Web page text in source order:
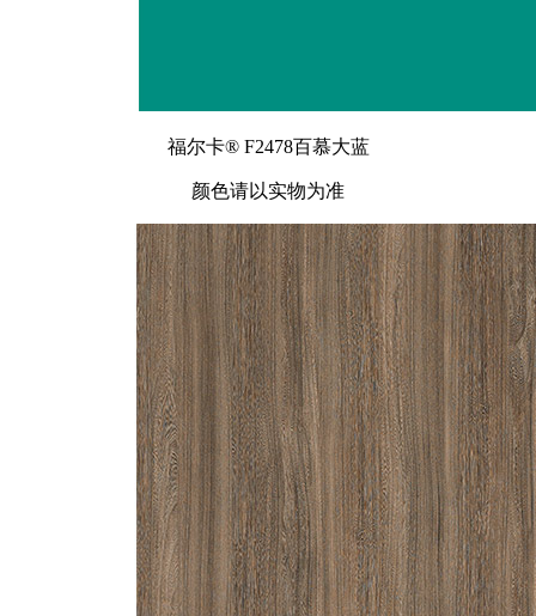
福尔卡® F2478百慕大蓝
颜色请以实物为准